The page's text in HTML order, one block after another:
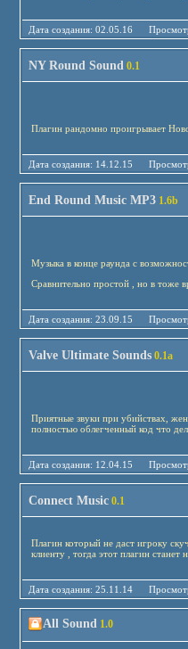
Дата создания: 02.05.16
NY Round Sound 0.1
Плагин рандомно проигрывает
Дата создания: 14.12.15
End Round Music MP3 1.6b
Музыка в конце раунда с
Сравнительно простой , но в тоже
Дата создания: 23.09.15
Valve Ultimate Sounds 0.1a
Приятные звуки при убийствах,
полностью облегченный код что
Дата создания: 12.04.15
Connect Music 0.1
Плагин который не даст игроку
клиенту , тогда этот плагин
Дата создания: 25.11.14
All Sound 1.0